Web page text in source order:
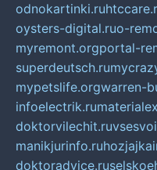
odnokartinki.ru
oysters-digital.ruo-
myremont.orgportal-
superdeutsch.ru
mypetslife.orgwarren-
infoelectrik.ru
doktorvilechit.ru
manikjurinfo.ru
doktoradvice.ru